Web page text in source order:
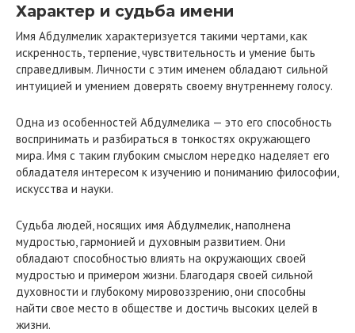
Характер и судьба имени
Имя Абдулмелик характеризуется такими чертами, как
искренность, терпение, чувствительность и умение быть
справедливым. Личности с этим именем обладают сильной
интуицией и умением доверять своему внутреннему голосу.
Одна из особенностей Абдулмелика — это его способность
воспринимать и разбираться в тонкостях окружающего
мира. Имя с таким глубоким смыслом нередко наделяет его
обладателя интересом к изучению и пониманию философии,
искусства и науки.
Судьба людей, носящих имя Абдулмелик, наполнена
мудростью, гармонией и духовным развитием. Они
обладают способностью влиять на окружающих своей
мудростью и примером жизни. Благодаря своей сильной
духовности и глубокому мировоззрению, они способны
найти свое место в обществе и достичь высоких целей в
жизни.